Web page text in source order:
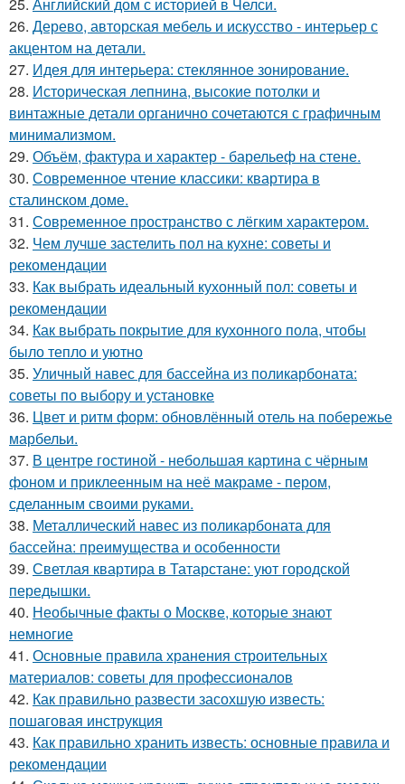
25. Английский дом с историей в Челси.
26. Дерево, авторская мебель и искусство - интерьер с
акцентом на детали.
27. Идея для интерьера: стеклянное зонирование.
28. Историческая лепнина, высокие потолки и
винтажные детали органично сочетаются с графичным
минимализмом.
29. Объём, фактура и характер - барельеф на стене.
30. Современное чтение классики: квартира в
сталинском доме.
31. Современное пространство с лёгким характером.
32. Чем лучше застелить пол на кухне: советы и
рекомендации
33. Как выбрать идеальный кухонный пол: советы и
рекомендации
34. Как выбрать покрытие для кухонного пола, чтобы
было тепло и уютно
35. Уличный навес для бассейна из поликарбоната:
советы по выбору и установке
36. Цвет и ритм форм: обновлённый отель на побережье
марбельи.
37. В центре гостиной - небольшая картина с чёрным
фоном и приклеенным на неё макраме - пером,
сделанным своими руками.
38. Металлический навес из поликарбоната для
бассейна: преимущества и особенности
39. Светлая квартира в Татарстане: уют городской
передышки.
40. Необычные факты о Москве, которые знают
немногие
41. Основные правила хранения строительных
материалов: советы для профессионалов
42. Как правильно развести засохшую известь:
пошаговая инструкция
43. Как правильно хранить известь: основные правила и
рекомендации